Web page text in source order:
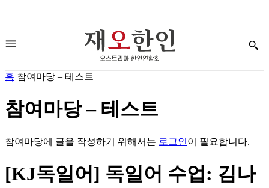
홈 참여마당 – 테스트
참여마당 – 테스트
참여마당에 글을 작성하기 위해서는 로그인이 필요합니다.
[KJ독일어] 독일어 수업: 김나